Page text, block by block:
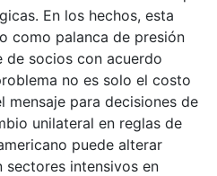
En los hechos, esta
como palanca de presión
de socios con acuerdo
no es solo el costo
mensaje para decisiones de
unilateral en reglas de
puede alterar
sectores intensivos en